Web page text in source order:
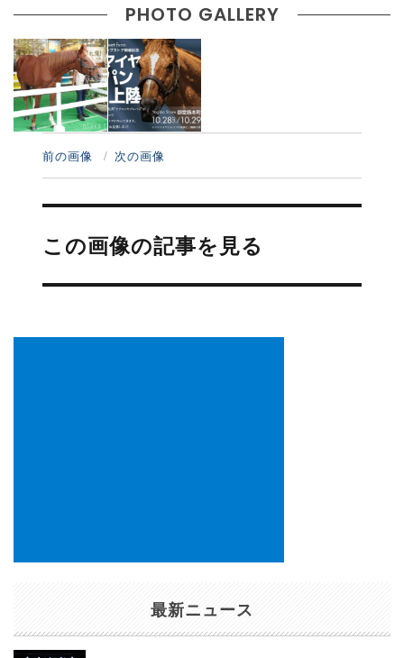
PHOTO GALLERY
前の画像 次の画像
投
ナ
ビ
ー
この画像の記事を見る
最新ニュース